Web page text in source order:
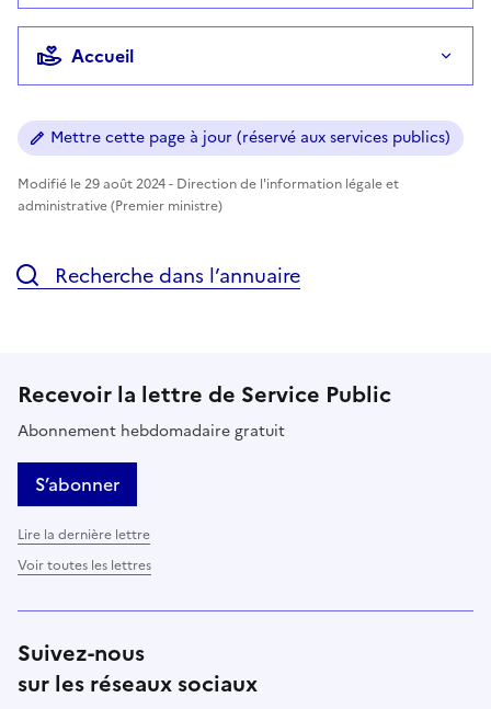
Accueil
Mettre cette page à jour (réservé aux services publics)
Modifié le 29 août 2024 - Direction de l'information légale et
administrative (Premier ministre)
Recherche dans l’annuaire
Recevoir la lettre de Service Public
Abonnement hebdomadaire gratuit
S’abonner
Lire la dernière lettre
Voir toutes les lettres
Suivez-nous
sur les réseaux sociaux